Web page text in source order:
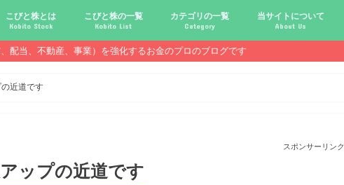
こびと株とは
Kobito Stock
こびと株投資を始める前に マジメなだけじゃ報われない時代？
配当金が守る、今-老後-子供達！
配当金があればこんなに遊べる！
債券・投信・中古１Rとの違い
口座開設！こびと探しの旅へ！
必ず知っておきたい専門用語集
こびと株の10条件
こびと株のメリット,デメリット
こびと株の投資10原則
こびと株投資のモデル紹介
こびと株の一覧
Kobito List
こびとNo.2169 CDS
こびとNo.4762 エックスネット
こびとNo.7751 キヤノン
こびとNo.7820 ニホンフラッシュ
こびとNo.7921 宝印刷
こびとNo.9986 蔵王産業
カテゴリの一覧
Category
こびと株.comライフ
給与ハック
副業ハック
配当金ハック
年金ハック
倹約ハック
当サイトについて
About Us
配当、不動産、事業）を強化するお金のプロのブログです
近道です
ップの近道です
スポンサーリンク